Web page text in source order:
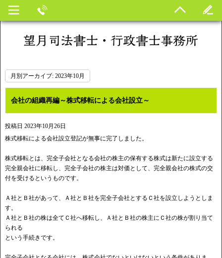
月別アーカイブ: 2023年10月
会社の組織再編～株式移転による会社設立～
投稿日 2023年10月26日
株式移転による会社設立登記が無事に完了しました。
株式移転とは、完全子会社となる会社の株主の保有する株式は新たに設立する
完全親会社に移転し、完全子会社の株主は対価として、完全親会社の株式の交
付を受けるというものです。
Ａ社とＢ社があって、Ａ社とＢ社を完全子会社とするＣ社を設立しようとしま
す。
Ａ社とＢ社の株は全てＣ社へ移転し、Ａ社とＢ社の株主にＣ社の株が割り当て
られる
という手続きです。